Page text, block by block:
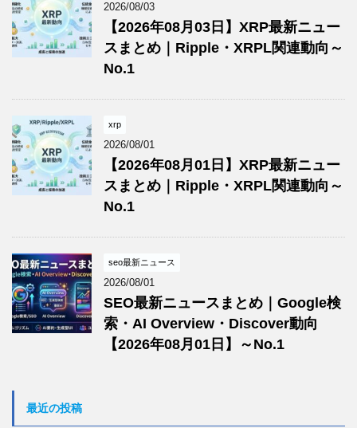
2026/08/03
【2026年08月03日】XRP最新ニュー
スまとめ｜Ripple・XRPL関連動向～
No.1
xrp
2026/08/01
【2026年08月01日】XRP最新ニュー
スまとめ｜Ripple・XRPL関連動向～
No.1
seo最新ニュース
2026/08/01
SEO最新ニュースまとめ｜Google検
索・AI Overview・Discover動向
【2026年08月01日】～No.1
最近の投稿